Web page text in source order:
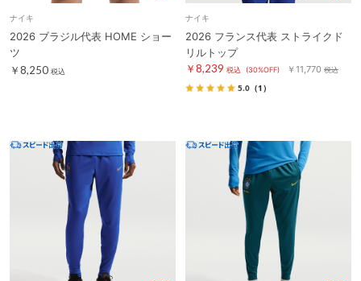
ナイキ
2026 ブラジル代表 HOME ショー
ツ
￥8,250 税込
ナイキ
2026 フランス代表 ストライクド
リルトップ
￥8,239 税込 (30%OFF) ￥11,770 税込
5.0 （1）